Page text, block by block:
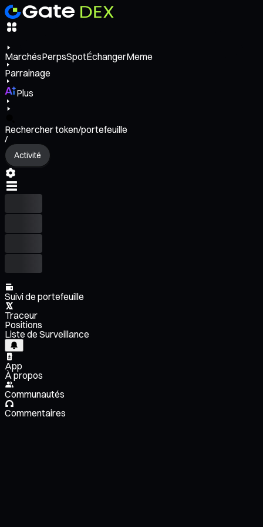
MarchésPerpsSpotÉchangerMeme
Parrainage
Plus
Rechercher token/portefeuille
/
Activité
Suivi de portefeuille
Traceur
Positions
Liste de Surveillance
App
À propos
Communautés
Commentaires